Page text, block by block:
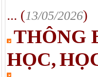
... (13/05/2026)
THÔNG
HỌC,